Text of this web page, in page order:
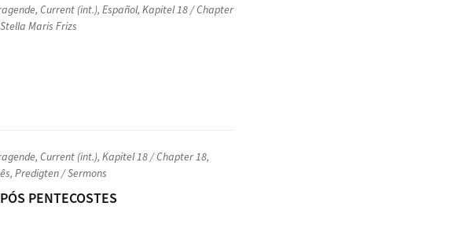
,Current (int.),Español,Kapitel 18 / Chapter
Stella Maris Frizs
,Current (int.),Kapitel 18 / Chapter 18,
,Predigten / Sermons
PENTECOSTES